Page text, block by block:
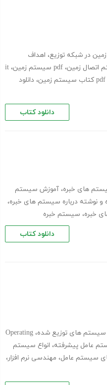
در شبکه توزیع، اهداف
اتصال زمین، pdf سیستم زمین ، it
، دانلود
دانلود کتاب
های خبره، آموزش سیستم
و نوشته درباره سیستم های خبره،
خبره، سیستم خبره
دانلود کتاب
سیستم های توزیع شده، Operating
عامل پیشرفته، انواع سیستم
سیستم عامل، مهندسی نرم افزار،